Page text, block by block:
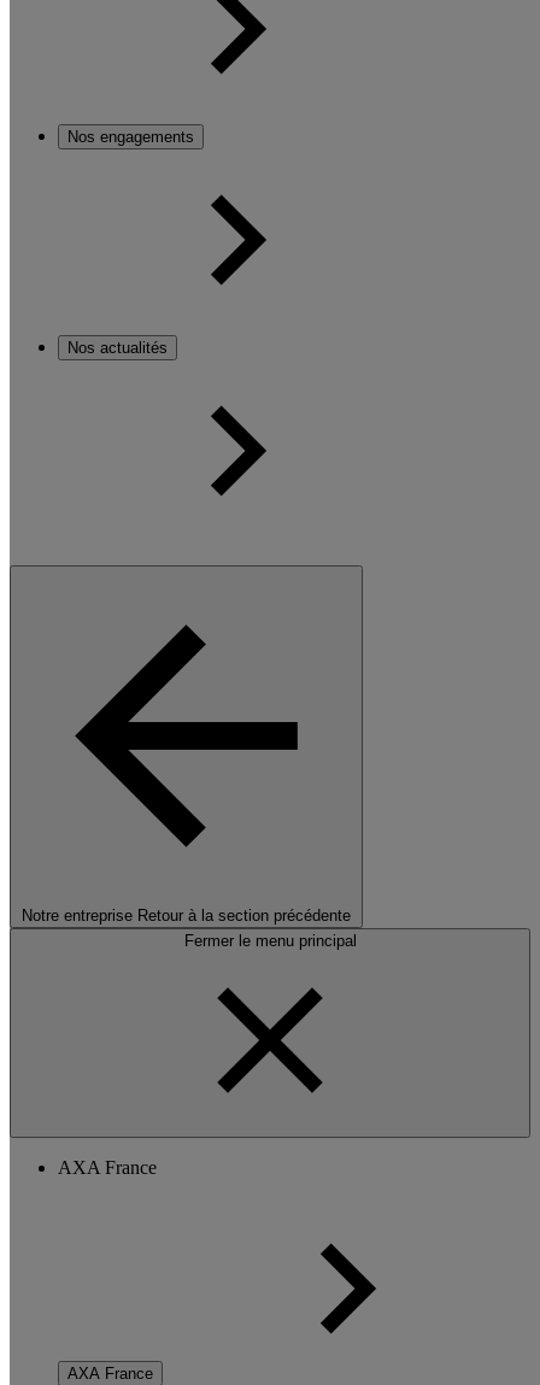
Nos engagements
Nos actualités
Notre entreprise Retour à la section précédente
Fermer le menu principal
AXA France
AXA France